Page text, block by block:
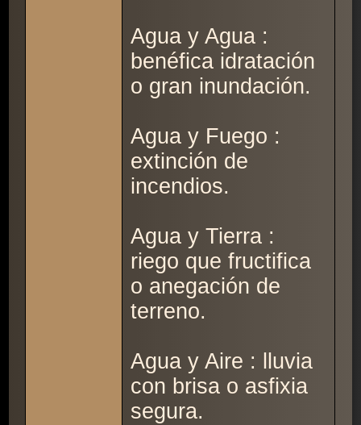
Agua y Agua :
benéfica idratación
o gran inundación.
Agua y Fuego :
extinción de
incendios.
Agua y Tierra :
riego que fructifica
o anegación de
terreno.
Agua y Aire : lluvia
con brisa o asfixia
segura.